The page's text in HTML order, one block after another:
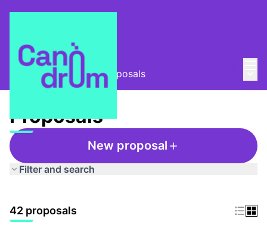
Taula Comunitària / Proposals
Proposals
New proposal
Filter and search
42 proposals